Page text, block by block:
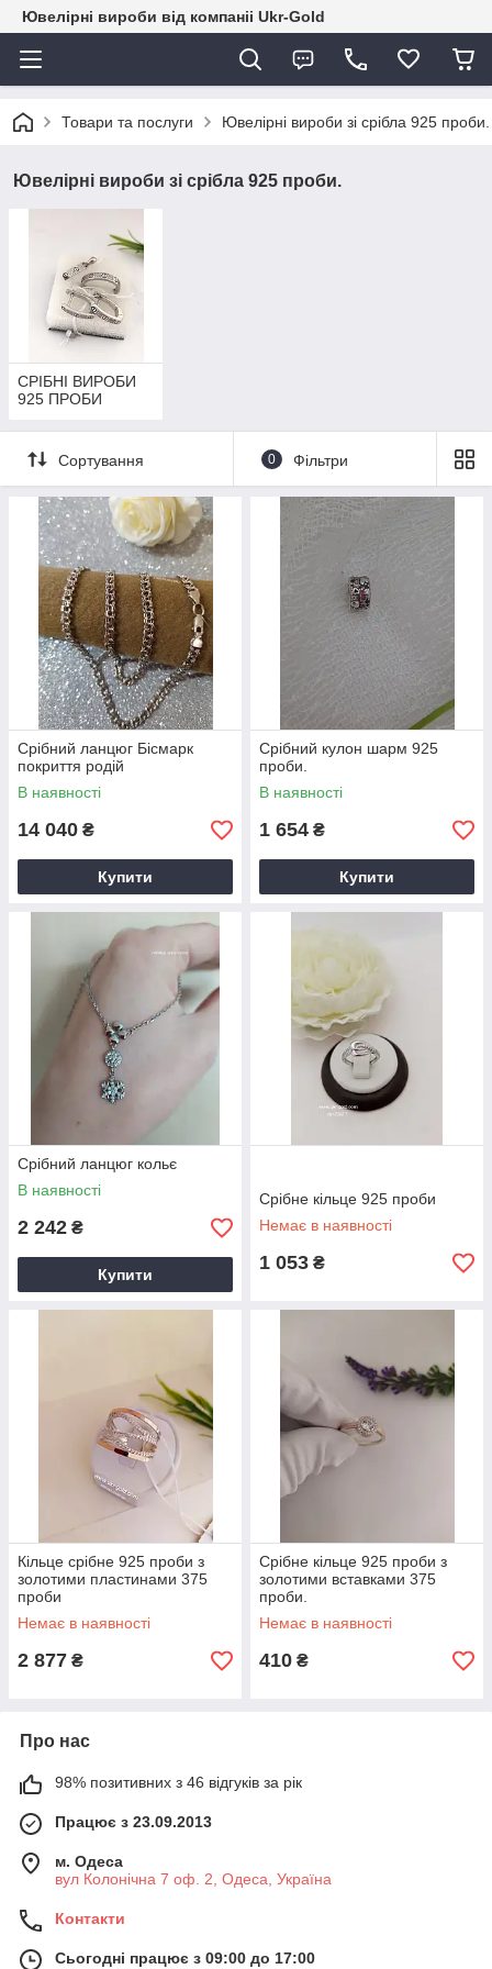
Ювелірні вироби від компаніі Ukr-Gold
Товари та послуги Ювелірні вироби зі срібла 925 проби.
Ювелірні вироби зі срібла 925 проби.
СРІБНІ ВИРОБИ
925 ПРОБИ
Сортування 0 Фільтри
Срібний ланцюг Бісмарк
покриття родій
В наявності
14 040 ₴
Купити
Срібний кулон шарм 925
проби.
В наявності
1 654 ₴
Купити
Срібний ланцюг кольє
В наявності
2 242 ₴
Купити
Срібне кільце 925 проби
Немає в наявності
1 053 ₴
Кільце срібне 925 проби з
золотими пластинами 375
проби
Немає в наявності
2 877 ₴
Срібне кільце 925 проби з
золотими вставками 375
проби.
Немає в наявності
410 ₴
Про нас
98% позитивних з 46 відгуків за рік
Працює з 23.09.2013
м. Одеса
вул Колонічна 7 оф. 2, Одеса, Україна
Контакти
Сьогодні працює з 09:00 до 17:00